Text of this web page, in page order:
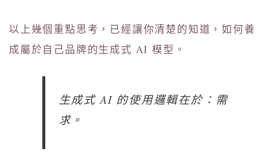
以上幾個重點思考，已經讓你清楚的知道，如何養
成屬於自己品牌的生成式 AI 模型。
生成式 AI 的使用邏輯在於：需
求。